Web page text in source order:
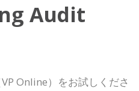
Audit
Online）をお試しくださ